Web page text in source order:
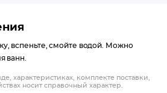
вспеньте, смойте водой. Можно
ванн.
характеристиках, комплекте поставки,
носит справочный характер.